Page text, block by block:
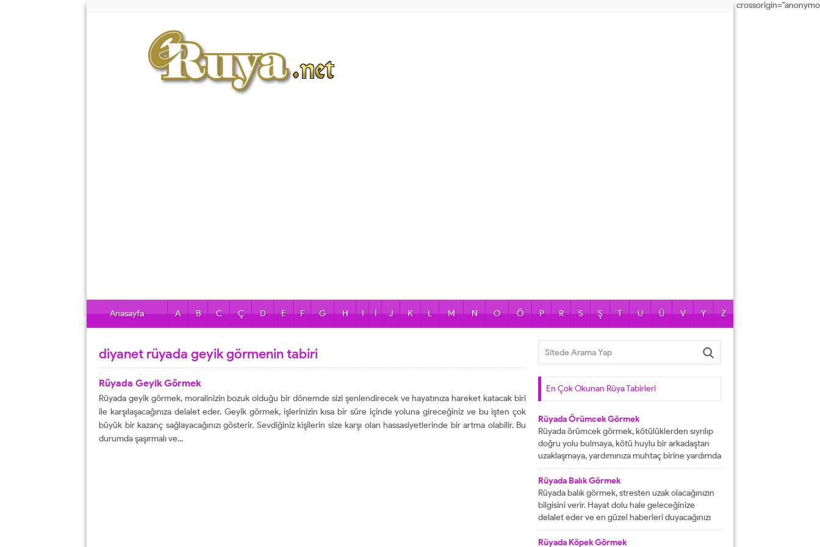
Anasayfa A B C Ç D E F G H I İ J K L M N O Ö P R S Ş T U Ü V Y Z
diyanet rüyada geyik görmenin tabiri
Rüyada Geyik Görmek
Rüyada geyik görmek, moralinizin bozuk olduğu bir dönemde sizi şenlendirecek ve hayatınıza hareket katacak biri
ile karşılaşacağınıza delalet eder. Geyik görmek, işlerinizin kısa bir süre içinde yoluna gireceğiniz ve bu işten çok
büyük bir kazanç sağlayacağınızı gösterir. Sevdiğiniz kişilerin size karşı olan hassasiyetlerinde bir artma olabilir. Bu
durumda şaşırmalı ve...
En Çok Okunan Rüya Tabirleri
Rüyada Örümcek Görmek
Rüyada örümcek görmek, kötülüklerden sıyrılıp
doğru yolu bulmaya, kötü huylu bir arkadaştan
uzaklaşmaya, yardımınıza muhtaç birine yardımda
bulunmaya işarettir. Rüyada örümcekler görmek
yani çok sayıda örümcekler görülmesi kısa
zamanda haneye gelecek bolluk ve berekete,
aile içinden birine gelecek paraya tabir edilir.
Rüyada evde örümcek görmek, düşmanı
tarafından kötülüğe uğramaya, sıkıntılar içine...
Rüyada Balık Görmek
Rüyada balık görmek, stresten uzak olacağınızın
bilgisini verir. Hayat dolu hale geleceğinize
delalet eder ve en güzel haberleri duyacağınızı
göstermektedir. Büyük bir mutluluğa
ulaşacağınıza delalet eder ve kısmetlerinizin
Rüyada Köpek Görmek